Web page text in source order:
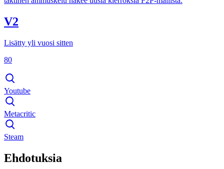
V2
Lisätty yli vuosi sitten
80
Youtube
Metacritic
Steam
Ehdotuksia